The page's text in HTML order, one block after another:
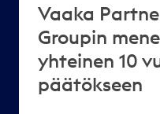
Vaaka
Groupin
yhteinen 10
päätökseen